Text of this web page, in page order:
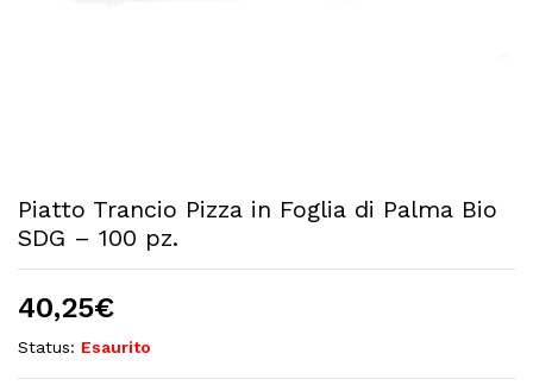
Piatto Trancio Pizza in Foglia di Palma Bio
SDG – 100 pz.
40,25€
Status: Esaurito